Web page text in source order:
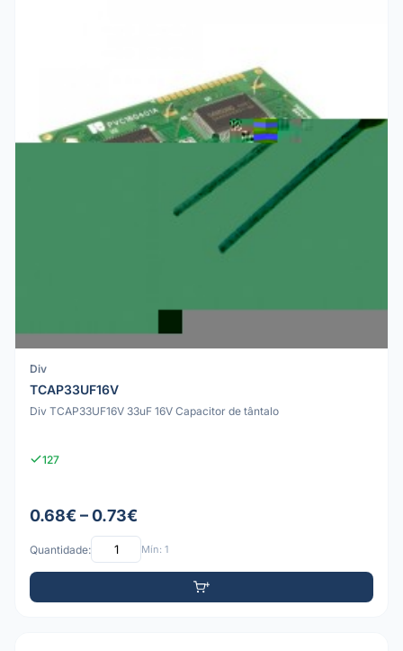
Div
TCAP33UF16V
Div TCAP33UF16V 33uF 16V Capacitor de tântalo
127
0.68€ – 0.73€
Quantidade: Mín: 1